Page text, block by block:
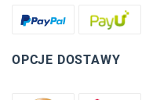
OPCJE DOSTAWY